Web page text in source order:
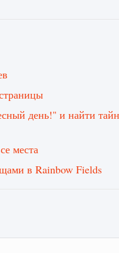
день!" и найти
места
в Rainbow Fields